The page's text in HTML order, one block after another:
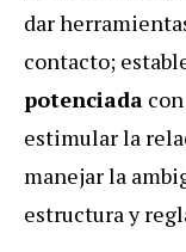
dar
contacto;
potenciada
estimular la
manejar la
estructura y